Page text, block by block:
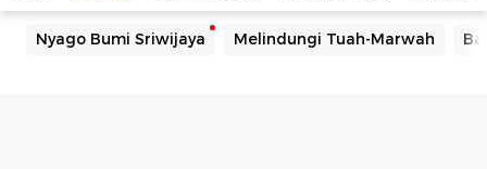
Nyago Bumi Sriwijaya Melindungi Tuah-Marwah